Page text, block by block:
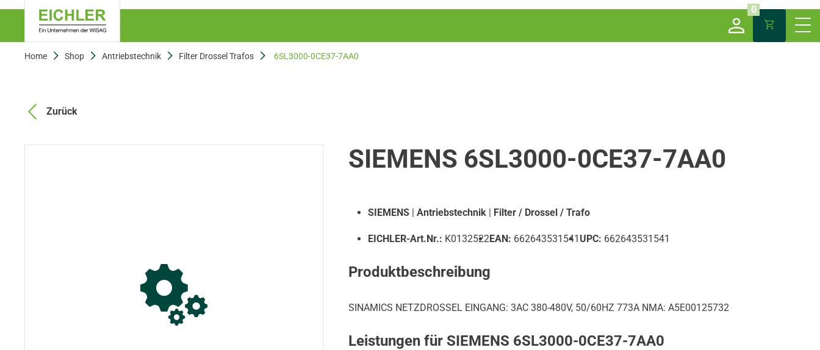
0
Home Shop Antriebstechnik Filter Drossel Trafos 6SL3000-0CE37-7AA0
Zurück
SIEMENS 6SL3000-0CE37-7AA0
SIEMENS | Antriebstechnik | Filter / Drossel / Trafo
EICHLER-Art.Nr.: K0132522EAN: 662643531541 UPC: 662643531541
Produktbeschreibung
SINAMICS NETZDROSSEL EINGANG: 3AC 380-480V, 50/60HZ 773A NMA: A5E00125732
Leistungen für SIEMENS 6SL3000-0CE37-7AA0